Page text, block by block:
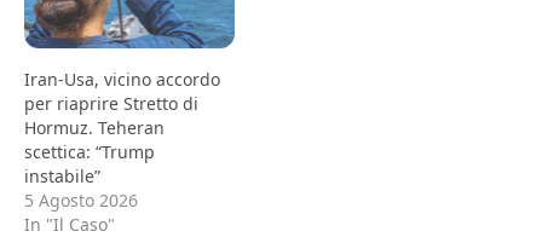
Iran-Usa, vicino accordo
per riaprire Stretto di
Hormuz. Teheran
scettica: “Trump
instabile”
5 Agosto 2026
In "Il Caso"